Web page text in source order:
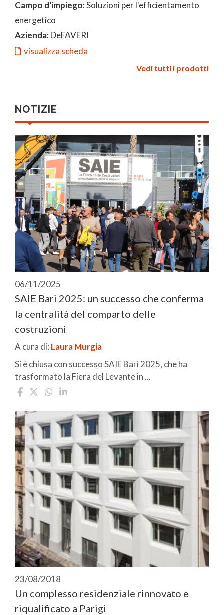
Campo d'impiego:Soluzioni per l'efficientamento
energetico
Azienda:DeFAVERI
visualizza scheda
Vedi tutti i prodotti
NOTIZIE
06/11/2025
SAIE Bari 2025: un successo che conferma
la centralità del comparto delle
costruzioni
A cura di: Laura Murgia
Si è chiusa con successo SAIE Bari 2025, che ha
trasformato la Fiera del Levante in ...
23/08/2018
Un complesso residenziale rinnovato e
riqualificato a Parigi